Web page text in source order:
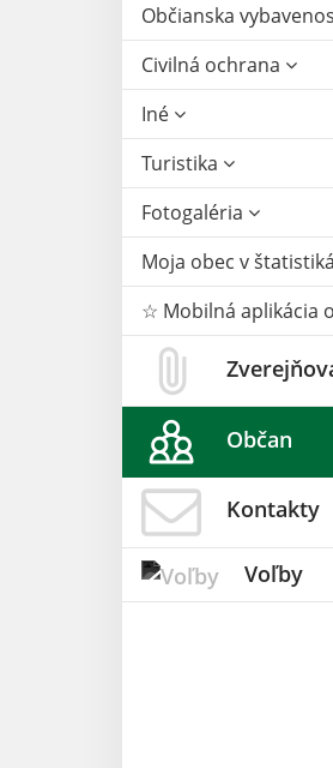
Občianska
Civilná ochrana
Iné
Turistika
Fotogaléria
Moja obec v
☆ Mobilná aplikácia
Občan
Kontakty
Voľby